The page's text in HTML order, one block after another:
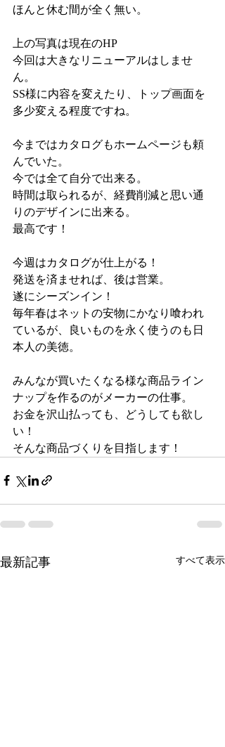
ほんと休む間が全く無い。
上の写真は現在のHP
今回は大きなリニューアルはしませ
ん。
SS様に内容を変えたり、トップ画面を
多少変える程度ですね。
今まではカタログもホームページも頼
んでいた。
今では全て自分で出来る。
時間は取られるが、経費削減と思い通
りのデザインに出来る。
最高です！
今週はカタログが仕上がる！
発送を済ませれば、後は営業。
遂にシーズンイン！
毎年春はネットの安物にかなり喰われ
ているが、良いものを永く使うのも日
本人の美徳。
みんなが買いたくなる様な商品ライン
ナップを作るのがメーカーの仕事。
お金を沢山払っても、どうしても欲し
い！
そんな商品づくりを目指します！
最新記事 すべて表示